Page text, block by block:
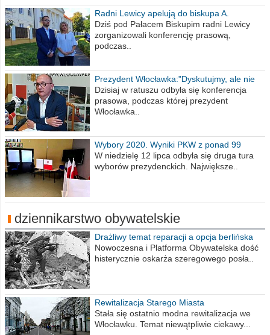
Radni Lewicy apelują do biskupa A.
Wiesława Meringa
Dziś pod Pałacem Biskupim radni Lewicy
zorganizowali konferencję prasową,
podczas..
Prezydent Włocławka:"Dyskutujmy, ale nie
obrażajmy się”
Dzisiaj w ratuszu odbyła się konferencja
prasowa, podczas której prezydent
Włocławka..
Wybory 2020. Wyniki PKW z ponad 99
procent obwodów
W niedzielę 12 lipca odbyła się druga tura
wyborów prezydenckich. Największe..
dziennikarstwo obywatelskie
Drażliwy temat reparacji a opcja berlińska
Nowoczesna i Platforma Obywatelska dość
histerycznie oskarża szeregowego posła..
Rewitalizacja Starego Miasta
Stała się ostatnio modna rewitalizacja we
Włocławku. Temat niewątpliwie ciekawy...